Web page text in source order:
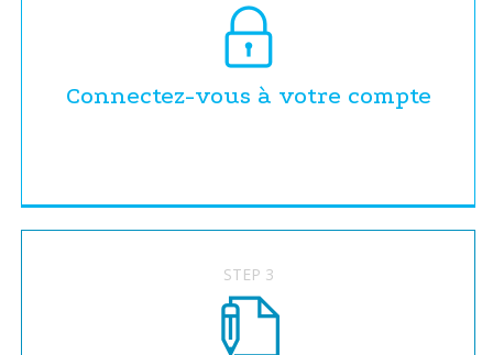
Connectez-vous à votre compte
STEP 3